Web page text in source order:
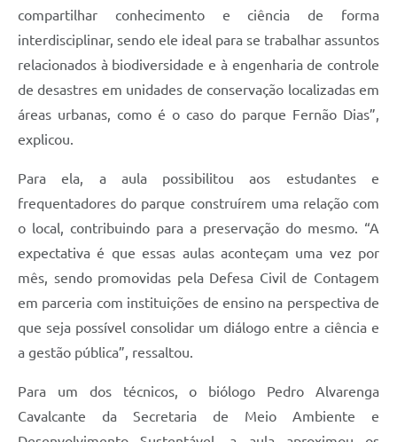
compartilhar conhecimento e ciência de forma
interdisciplinar, sendo ele ideal para se trabalhar assuntos
relacionados à biodiversidade e à engenharia de controle
de desastres em unidades de conservação localizadas em
áreas urbanas, como é o caso do parque Fernão Dias”,
explicou.
Para ela, a aula possibilitou aos estudantes e
frequentadores do parque construírem uma relação com
o local, contribuindo para a preservação do mesmo. “A
expectativa é que essas aulas aconteçam uma vez por
mês, sendo promovidas pela Defesa Civil de Contagem
em parceria com instituições de ensino na perspectiva de
que seja possível consolidar um diálogo entre a ciência e
a gestão pública”, ressaltou.
Para um dos técnicos, o biólogo Pedro Alvarenga
Cavalcante da Secretaria de Meio Ambiente e